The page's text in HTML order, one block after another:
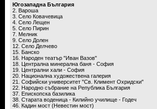
Югозападна България
2. Вароша
3. Село Ковачевица
4. Село Лещен
5. Село Пирин
7. Мелник
9. Село Долен
12. Село Делчево
15. Банско
16. Народен театър "Иван Вазов"
18. Централна минерална баня - София
19. Централни хали - София
20. Национална художествена галерия
21. Софийски университет "Св. Климент Охридски"
22. Народно събрание на Република България
37. Епископска базилика
38. Старата воденица - Килийно училище - Годеч
46. Кадин мост (Невестин мост)